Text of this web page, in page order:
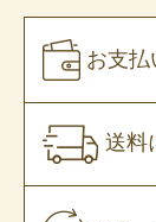
お支払
送料